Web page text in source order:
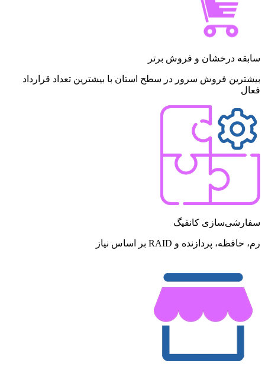
سابقه درخشان و فروش برتر
بیشترین فروش سرور در سطح استان با بیشترین تعداد قرارداد
فعال
سفارشی‌سازی کانفیگ
رم، حافظه، پردازنده و RAID بر اساس نیاز